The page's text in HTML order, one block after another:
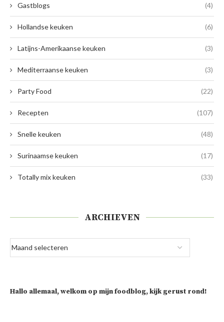
Gastblogs (4)
Hollandse keuken (6)
Latijns-Amerikaanse keuken (3)
Mediterraanse keuken (3)
Party Food (22)
Recepten (107)
Snelle keuken (48)
Surinaamse keuken (17)
Totally mix keuken (33)
ARCHIEVEN
Hallo allemaal, welkom op mijn foodblog, kijk gerust rond!